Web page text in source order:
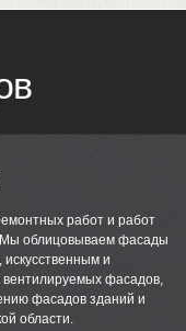
работ и работ
Мы облицовываем фасады
и
фасадов,
фасадов зданий и
области.